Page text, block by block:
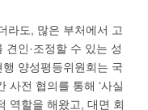
라도, 많은 부처에서 고
인·조정할 수 있는 성
양성평등위원회는 국
사전 협의를 통해 ‘사실
역할을 해왔고, 대면 회